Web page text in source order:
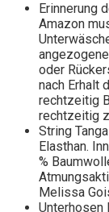
Erinnerung
Amazon
oder
nach Erhalt
rechtzeitig
rechtzeitig
String
Elasthan.
%
Melissa
Unterhosen